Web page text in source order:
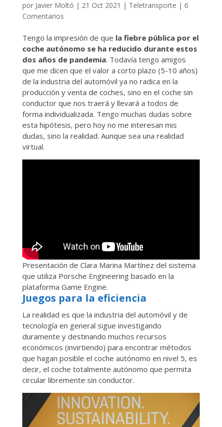
por Javier Moltó | 21 Oct 2021 | Teletransporte | 6
Comentarios
Tengo la impresión de que la fiebre pública por el
coche autónomo se ha reducido durante estos
dos años de pandemia. Todavía tengo amigos
que me dicen que el valor a corto plazo (5-10 años)
de la industria del automóvil ya no radica en la
producción y venta de coches, sino en el coche sin
conductor que nos traerá y llevará a todos de
forma individualizada. Tengo muchas dudas sobre
esta hipótesis, pero hoy no me interesan mis
dudas, sino la realidad. Aunque sea una realidad
virtual.
Presentación de Clara Marina Martínez del sistema
que utiliza Porsche Engineering basado en la
plataforma Game Engine.
Juegos para la eficiencia
La realidad es que la industria del automóvil y de
tecnología en general sigue investigando
duramente y destinando muchos recursos
económicos (invirtiendo) para encontrar métodos
que hagan posible el coche autónomo en nivel 5, es
decir, el coche totalmente autónomo que permita
circular libremente sin conductor.